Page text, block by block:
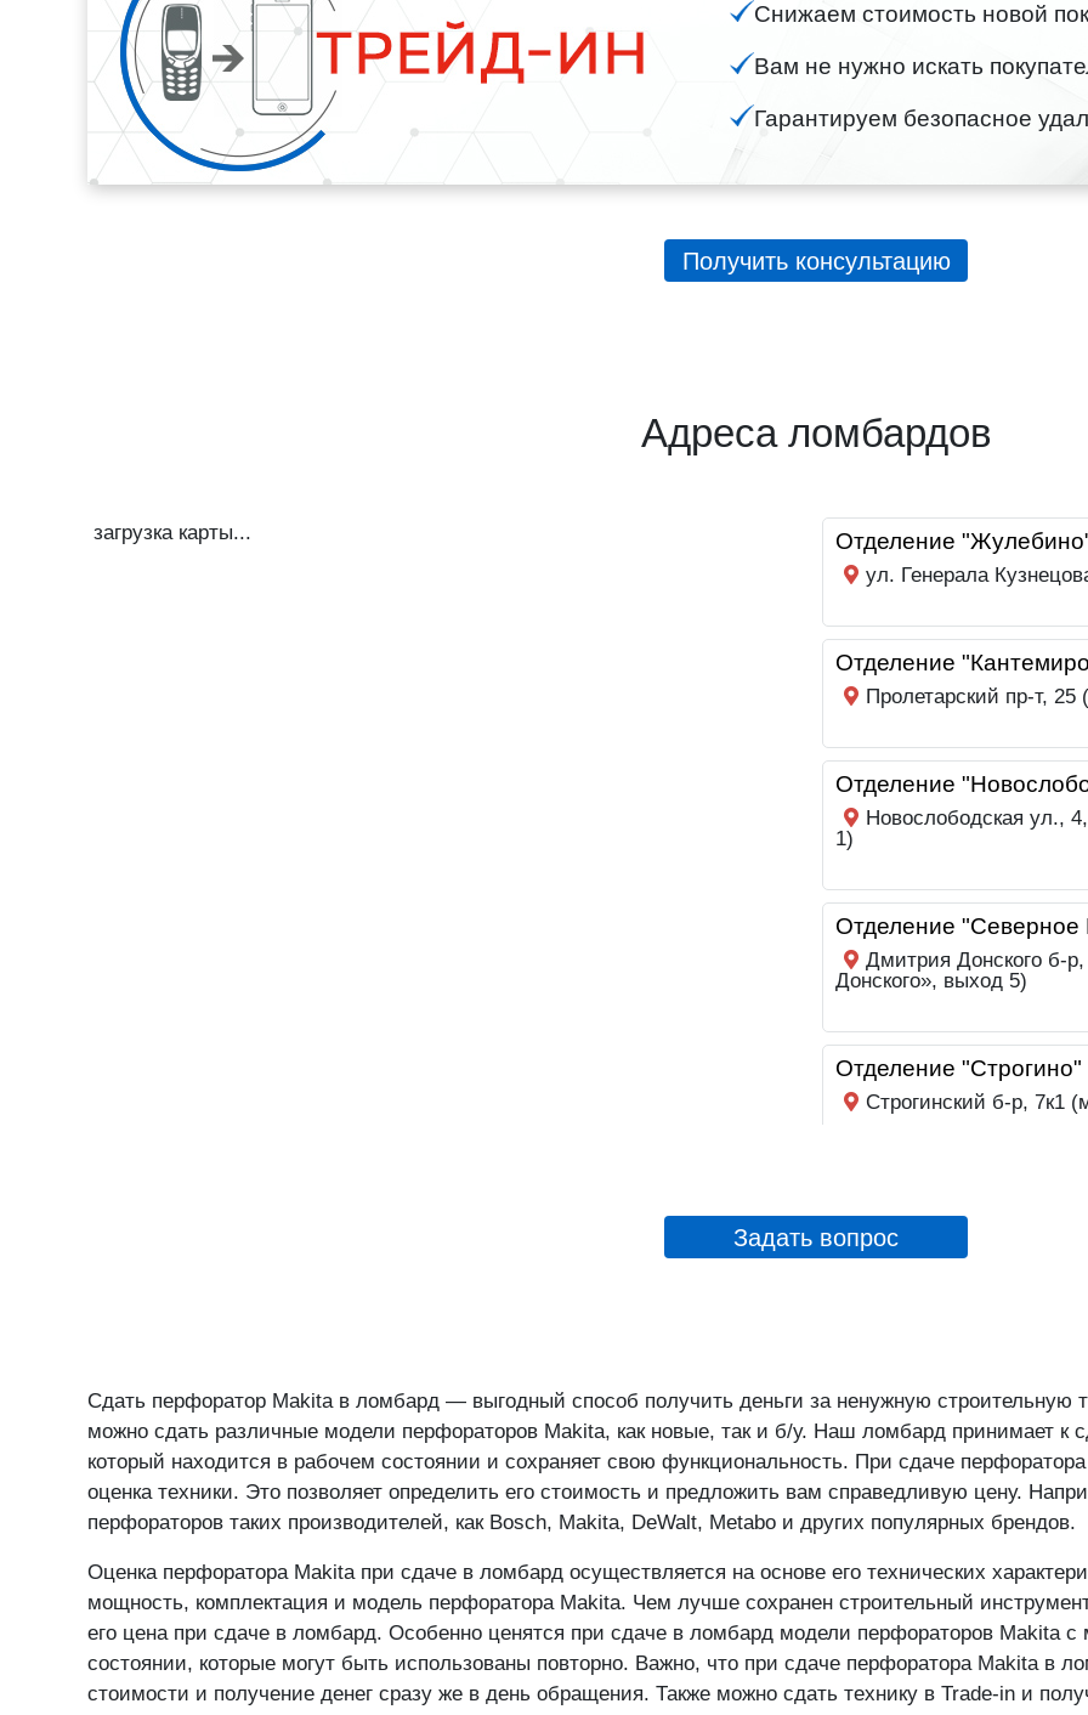
Снижаем стоимость новой
Вам не нужно искать
Гарантируем безопасное
Получить консультацию
Адреса ломбардов
загрузка карты... Отделение
ул. Генерала
Отделение
Пролетарский пр-т,
Отделение
Новослободская ул.,
1)
Отделение "Северное
Дмитрия Донского б-
Донского», выход 5)
Отделение "Строгино"
Строгинский б-р, 7к1
Героев Панфиловцев
Задать вопрос
Сдать перфоратор Makita в ломбард — выгодный способ получить деньги за ненужную строительную
можно сдать различные модели перфораторов Makita, как новые, так и б/у. Наш ломбард принимает к
который находится в рабочем состоянии и сохраняет свою функциональность. При сдаче
оценка техники. Это позволяет определить его стоимость и предложить вам справедливую цену.
перфораторов таких производителей, как Bosch, Makita, DeWalt, Metabo и других популярных брендов.
Оценка перфоратора Makita при сдаче в ломбард осуществляется на основе его технических
мощность, комплектация и модель перфоратора Makita. Чем лучше сохранен строительный
его цена при сдаче в ломбард. Особенно ценятся при сдаче в ломбард модели перфораторов Makita
состоянии, которые могут быть использованы повторно. Важно, что при сдаче перфоратора Makita в
стоимости и получение денег сразу же в день обращения. Также можно сдать технику в Trade-in и